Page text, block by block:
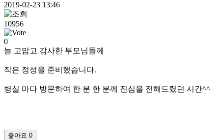
2019-02-23 13:46
10956
0
늘 고맙고 감사한 부모님들께
작은 정성을 준비했습니다.
병실 마다 방문하여 한 분 한 분께 진심을 전해드렸던 시간^^
좋아요 0